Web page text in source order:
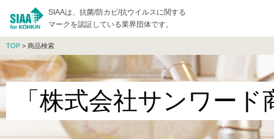
SIAAは、抗菌/防カビ/抗ウイルスに関する
マークを認証している業界団体です。
TOP > 商品検索
「株式会社サンワー